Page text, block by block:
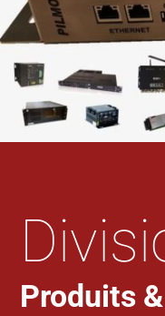
Produits